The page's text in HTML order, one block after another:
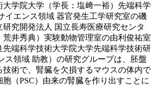
学院大学（学長：塩﨑一裕）先端科学
イエンス領域 器官発生工学研究室の磯
究開発法人 国立長寿医療研究センタ
荒井秀典）実験動物管理室の由利俊祐室
先端科学技術大学院大学先端科学技術研
ス領域 助教）の研究グループは、胚盤
技術で、腎臓を欠損するマウスの体内で
（PSC）由来の腎臓を作り出すことに